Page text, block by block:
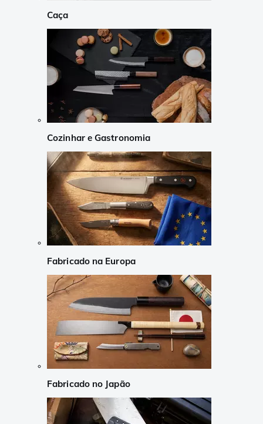
Caça
Cozinhar e Gastronomia
Fabricado na Europa
Fabricado no Japão